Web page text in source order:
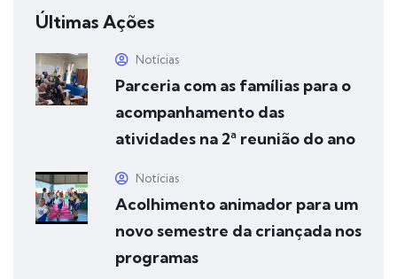
Últimas Ações
Notícias
Parceria com as famílias para o
acompanhamento das
atividades na 2ª reunião do ano
Notícias
Acolhimento animador para um
novo semestre da criançada nos
programas